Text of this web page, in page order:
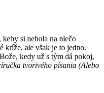
si nebola na niečo
kríže, ale však je to jedno.
kedy už s tým dá pokoj,
tvorivého písania (Alebo